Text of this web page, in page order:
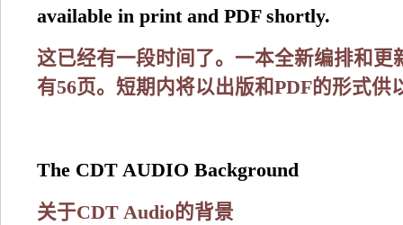
available in print and PDF shortly.
这已经有一段时间了。一本全新编排和更
有56页。短期内将以出版和PDF的形式供
The CDT AUDIO Background
关于CDT Audio的背景